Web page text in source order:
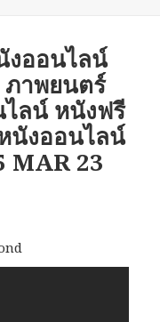
งออนไลน์
ภาพยนตร์
ลน์ หนังฟรี
นังออนไลน์
MAR 23